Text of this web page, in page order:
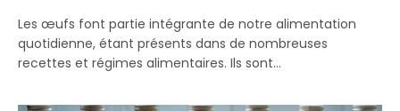
Les œufs font partie intégrante de notre alimentation
quotidienne, étant présents dans de nombreuses
recettes et régimes alimentaires. Ils sont…